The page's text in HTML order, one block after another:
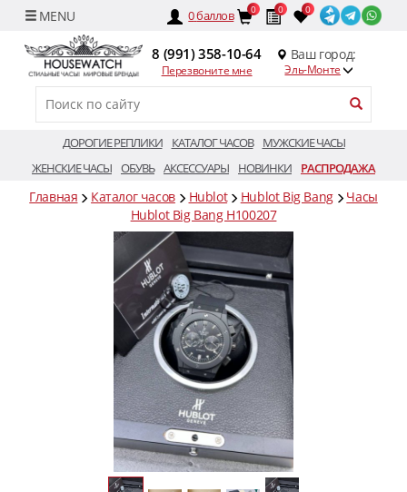
0баллов 0 0 0
8 (991) 358-10-64
Перезвоните мне
Ваш город:
Эль-Монте
ДОРОГИЕ РЕПЛИКИ КАТАЛОГ ЧАСОВ
МУЖСКИЕ ЧАСЫ
ЖЕНСКИЕ ЧАСЫ ОБУВЬ АКСЕССУАРЫ НОВИНКИ РАСПРОДАЖА
Главная Каталог часов Hublot Hublot Big Bang
Часы
Hublot Big Bang H100207